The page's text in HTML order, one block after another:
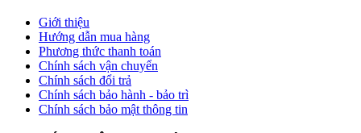
Giới thiệu
Hướng dẫn mua hàng
Phương thức thanh toán
Chính sách vận chuyển
Chính sách đổi trả
Chính sách bảo hành - bảo trì
Chính sách bảo mật thông tin